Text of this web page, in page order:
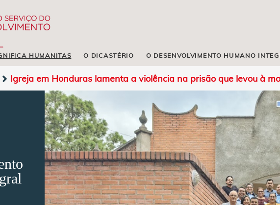
HUMANITAS O DICASTÉRIO O DESENVOLVIMENTO HUMANO
Igreja em Honduras lamenta a violência na prisão que levou à